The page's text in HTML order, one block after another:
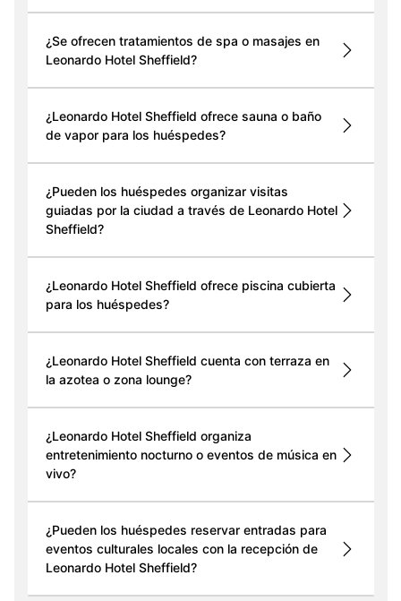
¿Se ofrecen tratamientos de spa o masajes en
Leonardo Hotel Sheffield?
¿Leonardo Hotel Sheffield ofrece sauna o baño
de vapor para los huéspedes?
¿Pueden los huéspedes organizar visitas
guiadas por la ciudad a través de Leonardo Hotel
Sheffield?
¿Leonardo Hotel Sheffield ofrece piscina cubierta
para los huéspedes?
¿Leonardo Hotel Sheffield cuenta con terraza en
la azotea o zona lounge?
¿Leonardo Hotel Sheffield organiza
entretenimiento nocturno o eventos de música en
vivo?
¿Pueden los huéspedes reservar entradas para
eventos culturales locales con la recepción de
Leonardo Hotel Sheffield?